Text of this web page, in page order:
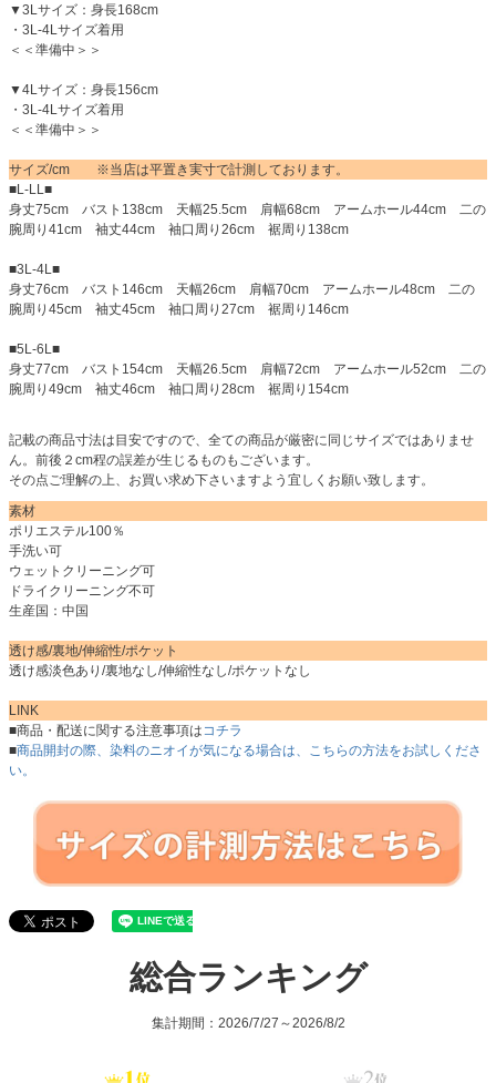
▼3Lサイズ：身長168cm
・3L-4Lサイズ着用
＜＜準備中＞＞
▼4Lサイズ：身長156cm
・3L-4Lサイズ着用
＜＜準備中＞＞
サイズ/cm ※当店は平置き実寸で計測しております。
■L-LL■
身丈75cm バスト138cm 天幅25.5cm 肩幅68cm アームホール44cm 二の
腕周り41cm 袖丈44cm 袖口周り26cm 裾周り138cm
■3L-4L■
身丈76cm バスト146cm 天幅26cm 肩幅70cm アームホール48cm 二の
腕周り45cm 袖丈45cm 袖口周り27cm 裾周り146cm
■5L-6L■
身丈77cm バスト154cm 天幅26.5cm 肩幅72cm アームホール52cm 二の
腕周り49cm 袖丈46cm 袖口周り28cm 裾周り154cm
記載の商品寸法は目安ですので、全ての商品が厳密に同じサイズではありませ
ん。前後２cm程の誤差が生じるものもございます。
その点ご理解の上、お買い求め下さいますよう宜しくお願い致します。
素材
ポリエステル100％
手洗い可
ウェットクリーニング可
ドライクリーニング不可
生産国：中国
透け感/裏地/伸縮性/ポケット
透け感淡色あり/裏地なし/伸縮性なし/ポケットなし
LINK
■商品・配送に関する注意事項はコチラ
■商品開封の際、染料のニオイが気になる場合は、こちらの方法をお試しくださ
い。
総合ランキング
集計期間：2026/7/27～2026/8/2